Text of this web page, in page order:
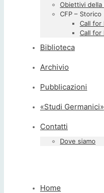
Obiettivi della
CFP – Storico
Call for
Call for
Biblioteca
Archivio
Pubblicazioni
«Studi Germanici»
Contatti
Dove siamo
Home